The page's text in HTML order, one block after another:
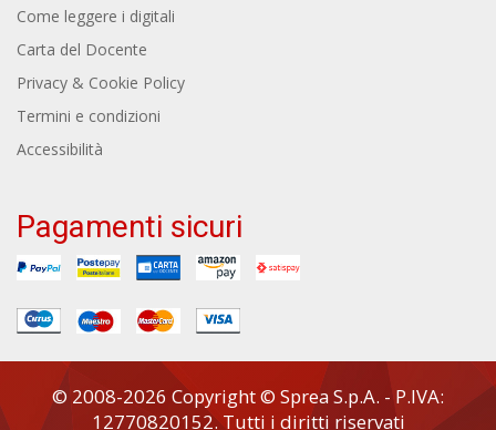
Come leggere i digitali
Carta del Docente
Privacy & Cookie Policy
Termini e condizioni
Accessibilità
Pagamenti sicuri
© 2008-2026 Copyright © Sprea S.p.A. - P.IVA:
12770820152. Tutti i diritti riservati